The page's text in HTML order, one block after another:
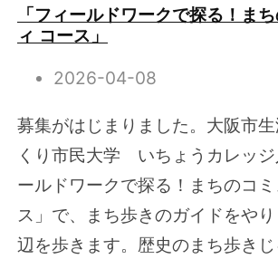
「フィールドワークで探る！ま
ィ コース」
2026-04-08
募集がはじまりました。大阪市
くり市民大学 いちょうカレッジ
ールドワークで探る！まちのコ
ス」で、まち歩きのガイドをや
辺を歩きます。歴史のまち歩き